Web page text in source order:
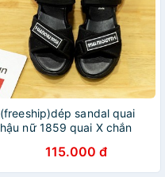
(freeship)dép sandal quai
hậu nữ 1859 quai X chắn
115.000 đ